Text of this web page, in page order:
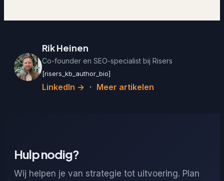
Rik Heinen
Co-founder en SEO-specialist bij Risers
[risers_kb_author_bio]
LinkedIn → · Meer artikelen
Hulp nodig?
Wij helpen je van strategie tot uitvoering. Plan